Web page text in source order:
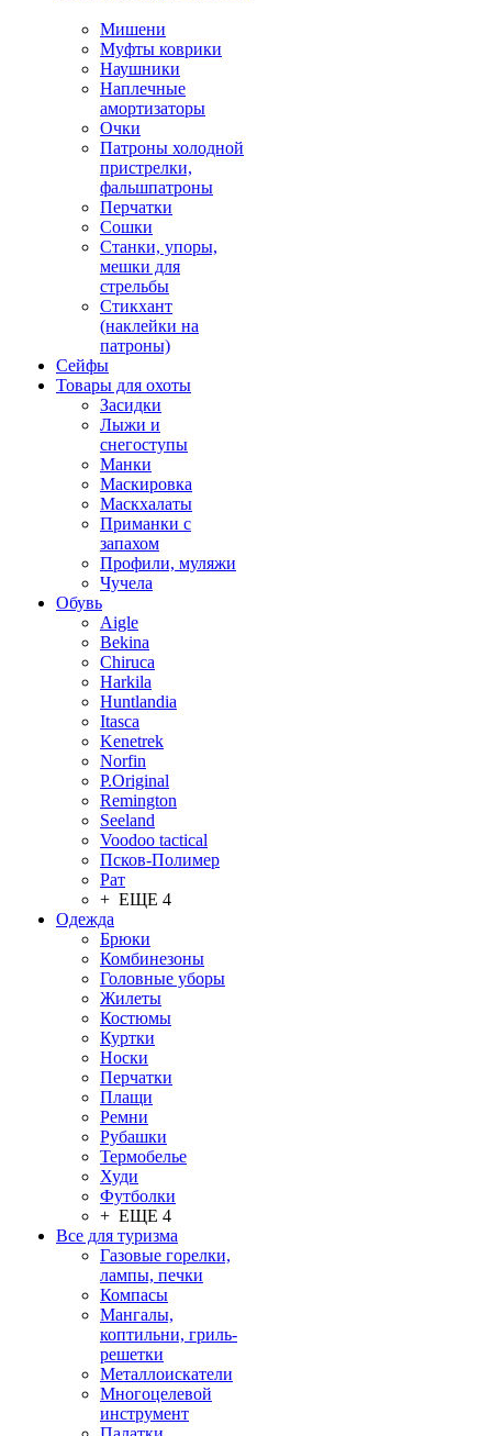
Мишени
Муфты коврики
Наушники
Наплечные
амортизаторы
Очки
Патроны холодной
пристрелки,
фальшпатроны
Перчатки
Сошки
Станки, упоры,
мешки для
стрельбы
Стикхант
(наклейки на
патроны)
Сейфы
Товары для охоты
Засидки
Лыжи и
снегоступы
Манки
Маскировка
Маскхалаты
Приманки с
запахом
Профили, муляжи
Чучела
Обувь
Aigle
Bekina
Chiruсa
Harkila
Huntlandia
Itasca
Kenetrek
Norfin
P.Original
Remington
Seeland
Voodoo tactical
Псков-Полимер
Рат
+ ЕЩЕ 4
Одежда
Брюки
Комбинезоны
Головные уборы
Жилеты
Костюмы
Куртки
Носки
Перчатки
Плащи
Ремни
Рубашки
Термобелье
Худи
Футболки
+ ЕЩЕ 4
Все для туризма
Газовые горелки,
лампы, печки
Компасы
Мангалы,
коптильни, гриль-
решетки
Металлоискатели
Многоцелевой
инструмент